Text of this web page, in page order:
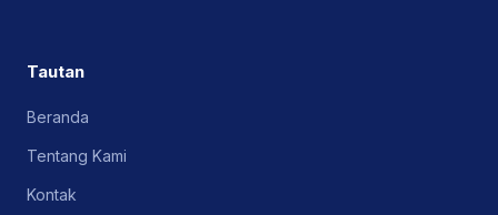
Tautan
Beranda
Tentang Kami
Kontak